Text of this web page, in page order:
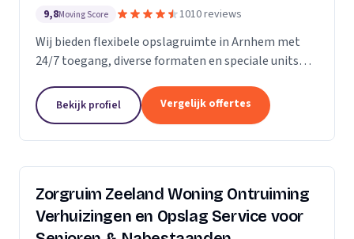
9,8Moving Score 1010 reviews
Wij bieden flexibele opslagruimte in Arnhem met
24/7 toegang, diverse formaten en speciale units
opslag.Bekijk profiel Vergelijk offertes
Zorgruim Zeeland Woning Ontruiming
Verhuizingen en Opslag Service voor